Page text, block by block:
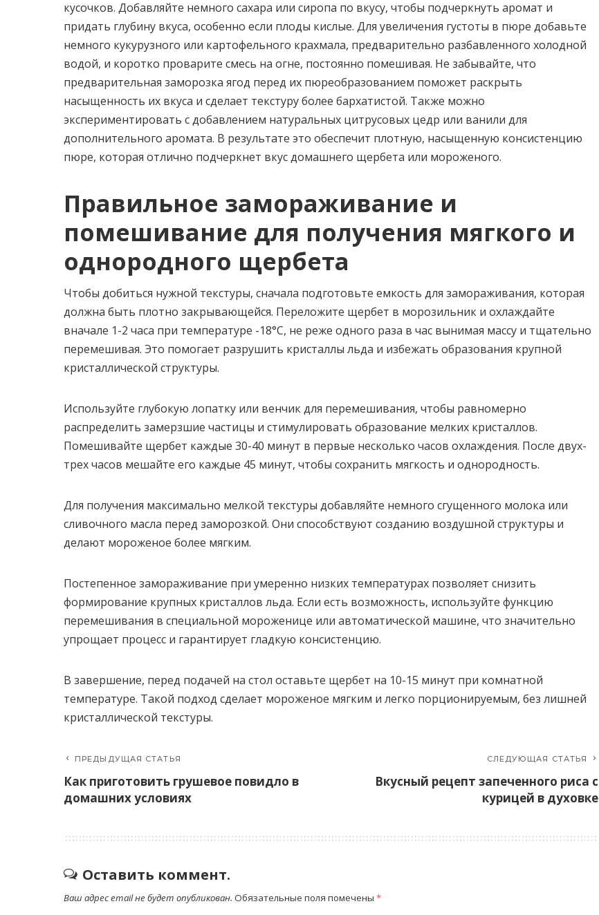
кусочков. Добавляйте немного сахара или сиропа по вкусу, чтобы подчеркнуть аромат и
придать глубину вкуса, особенно если плоды кислые. Для увеличения густоты в пюре добавьте
немного кукурузного или картофельного крахмала, предварительно разбавленного холодной
водой, и коротко проварите смесь на огне, постоянно помешивая. Не забывайте, что
предварительная заморозка ягод перед их пюреобразованием поможет раскрыть
насыщенность их вкуса и сделает текстуру более бархатистой. Также можно
экспериментировать с добавлением натуральных цитрусовых цедр или ванили для
дополнительного аромата. В результате это обеспечит плотную, насыщенную консистенцию
пюре, которая отлично подчеркнет вкус домашнего щербета или мороженого.
Правильное замораживание и
помешивание для получения мягкого и
однородного щербета
Чтобы добиться нужной текстуры, сначала подготовьте емкость для замораживания, которая
должна быть плотно закрывающейся. Переложите щербет в морозильник и охлаждайте
вначале 1-2 часа при температуре -18°C, не реже одного раза в час вынимая массу и тщательно
перемешивая. Это помогает разрушить кристаллы льда и избежать образования крупной
кристаллической структуры.
Используйте глубокую лопатку или венчик для перемешивания, чтобы равномерно
распределить замерзшие частицы и стимулировать образование мелких кристаллов.
Помешивайте щербет каждые 30-40 минут в первые несколько часов охлаждения. После двух-
трех часов мешайте его каждые 45 минут, чтобы сохранить мягкость и однородность.
Для получения максимально мелкой текстуры добавляйте немного сгущенного молока или
сливочного масла перед заморозкой. Они способствуют созданию воздушной структуры и
делают мороженое более мягким.
Постепенное замораживание при умеренно низких температурах позволяет снизить
формирование крупных кристаллов льда. Если есть возможность, используйте функцию
перемешивания в специальной мороженице или автоматической машине, что значительно
упрощает процесс и гарантирует гладкую консистенцию.
В завершение, перед подачей на стол оставьте щербет на 10-15 минут при комнатной
температуре. Такой подход сделает мороженое мягким и легко порционируемым, без лишней
кристаллической текстуры.
ПРЕДЫДУЩАЯ СТАТЬЯ
Как приготовить грушевое повидло в
домашних условиях
СЛЕДУЮЩАЯ СТАТЬЯ
Вкусный рецепт запеченного риса с
курицей в духовке
Оставить коммент.
Ваш адрес email не будет опубликован. Обязательные поля помечены *